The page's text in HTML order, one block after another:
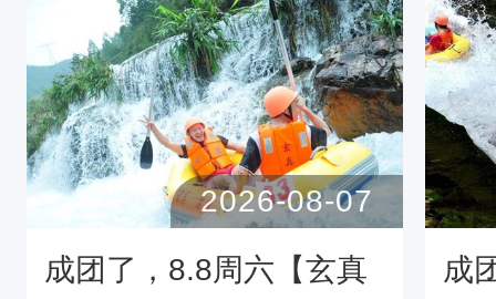
成团了，8.8周六【玄真
2026-08-07
成